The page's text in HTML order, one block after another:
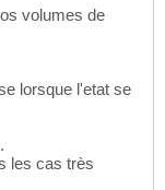
volumes de
lorsque l'etat se
les cas très